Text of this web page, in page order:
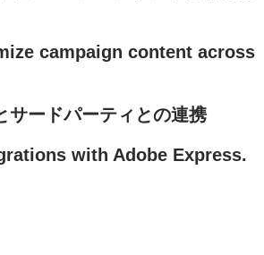
campaign content across
ードパーティとの連携
with Adobe Express.